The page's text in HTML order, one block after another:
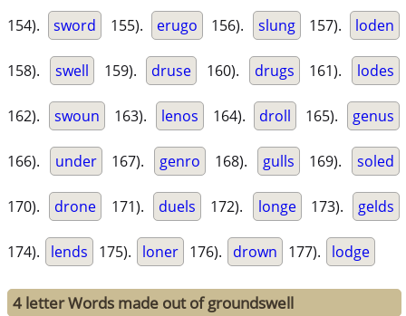
154). sword 155). erugo 156). slung 157). loden
158). swell 159). druse 160). drugs 161). lodes
162). swoun 163). lenos 164). droll 165). genus
166). under 167). genro 168). gulls 169). soled
170). drone 171). duels 172). longe 173). gelds
174). lends 175). loner 176). drown 177). lodge
4 letter Words made out of groundswell